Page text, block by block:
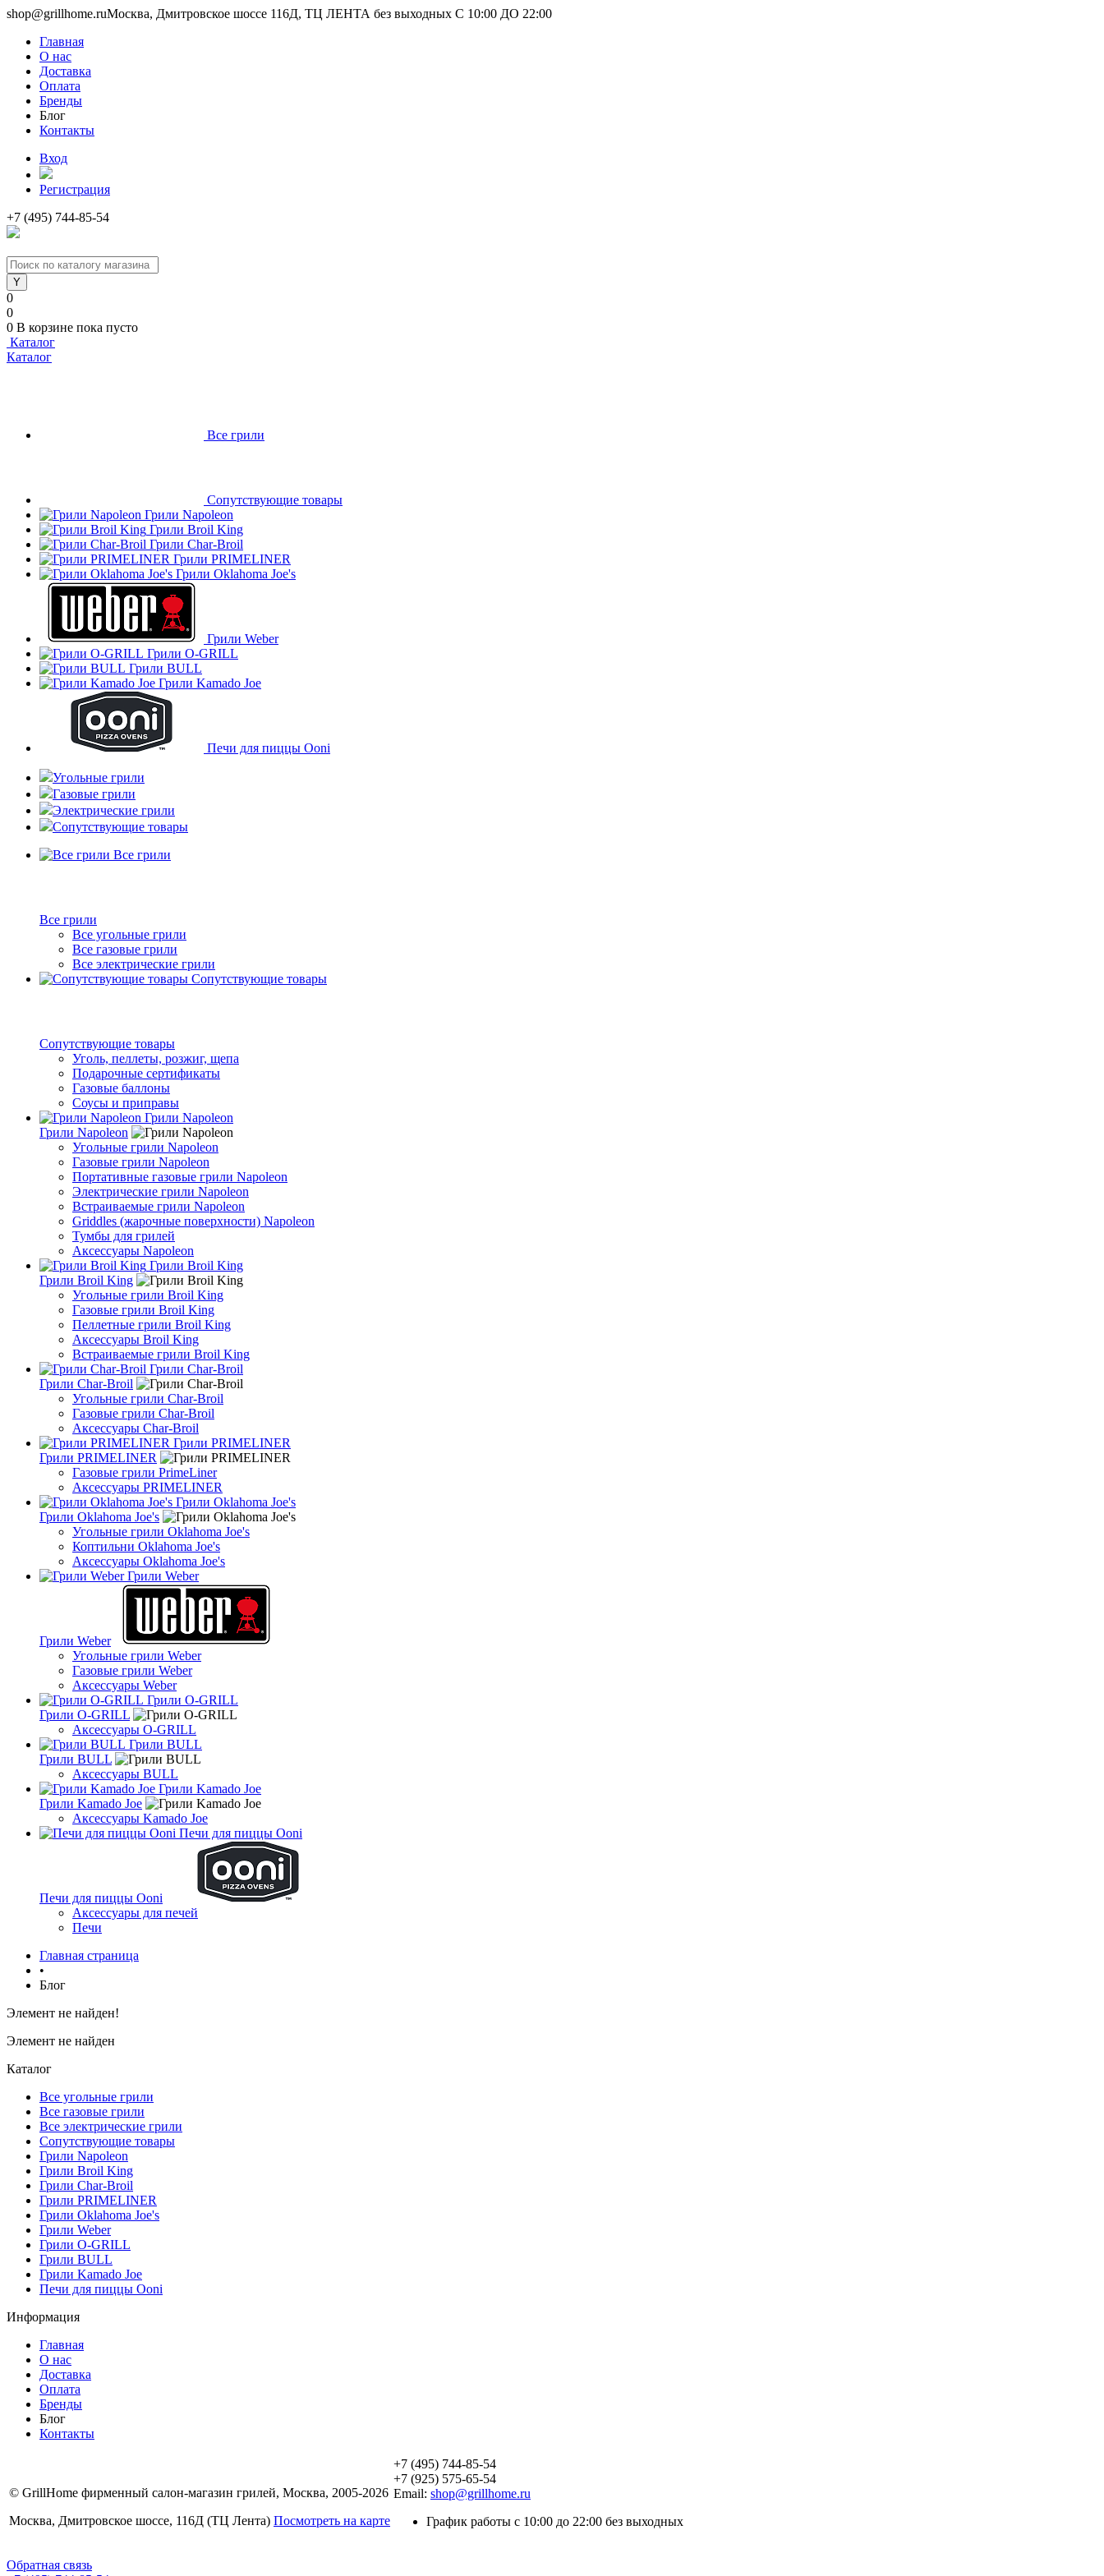
shop@grillhome.ruМосква, Дмитровское шоссе 116Д, ТЦ ЛЕНТА без выходных С 10:00 ДО 22:00
Главная
О нас
Доставка
Оплата
Бренды
Блог
Контакты
Вход
Регистрация
+7 (495) 744-85-54
0
0
0 В корзине пока пусто
Каталог
Каталог
Все грили
Сопутствующие товары
Грили Napoleon
Грили Broil King
Грили Char-Broil
Грили PRIMELINER
Грили Oklahoma Joe's
Грили Weber
Грили O-GRILL
Грили BULL
Грили Kamado Joe
Печи для пиццы Ooni
Угольные грили
Газовые грили
Электрические грили
Сопутствующие товары
Все грили
Все грили
Все угольные грили
Все газовые грили
Все электрические грили
Сопутствующие товары
Сопутствующие товары
Уголь, пеллеты, розжиг, щепа
Подарочные сертификаты
Газовые баллоны
Соусы и приправы
Грили Napoleon
Грили Napoleon
Угольные грили Napoleon
Газовые грили Napoleon
Портативные газовые грили Napoleon
Электрические грили Napoleon
Встраиваемые грили Napoleon
Griddles (жарочные поверхности) Napoleon
Тумбы для грилей
Аксессуары Napoleon
Грили Broil King
Грили Broil King
Угольные грили Broil King
Газовые грили Broil King
Пеллетные грили Broil King
Аксессуары Broil King
Встраиваемые грили Broil King
Грили Char-Broil
Грили Char-Broil
Угольные грили Char-Broil
Газовые грили Char-Broil
Аксессуары Char-Broil
Грили PRIMELINER
Грили PRIMELINER
Газовые грили PrimeLiner
Аксессуары PRIMELINER
Грили Oklahoma Joe's
Грили Oklahoma Joe's
Угольные грили Oklahoma Joe's
Коптильни Oklahoma Joe's
Аксессуары Oklahoma Joe's
Грили Weber
Грили Weber
Угольные грили Weber
Газовые грили Weber
Аксессуары Weber
Грили O-GRILL
Грили O-GRILL
Аксессуары O-GRILL
Грили BULL
Грили BULL
Аксессуары BULL
Грили Kamado Joe
Грили Kamado Joe
Аксессуары Kamado Joe
Печи для пиццы Ooni
Печи для пиццы Ooni
Аксессуары для печей
Печи
Главная страница
•
Блог
Элемент не найден!
Элемент не найден
Каталог
Все угольные грили
Все газовые грили
Все электрические грили
Сопутствующие товары
Грили Napoleon
Грили Broil King
Грили Char-Broil
Грили PRIMELINER
Грили Oklahoma Joe's
Грили Weber
Грили O-GRILL
Грили BULL
Грили Kamado Joe
Печи для пиццы Ooni
Информация
Главная
О нас
Доставка
Оплата
Бренды
Блог
Контакты
© GrillHome фирменный салон-магазин грилей, Москва, 2005-2026
Москва, Дмитровское шоссе, 116Д (ТЦ Лента) Посмотреть на карте
+7 (495) 744-85-54
+7 (925) 575-65-54
Email: shop@grillhome.ru
График работы с 10:00 до 22:00 без выходных
Обратная связь